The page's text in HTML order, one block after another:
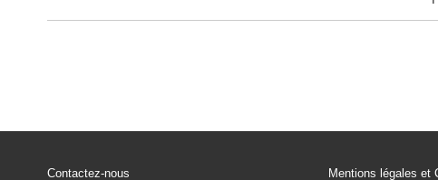
Contactez-nous Mentions légales et